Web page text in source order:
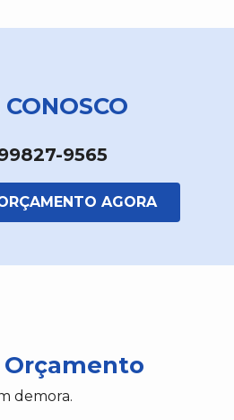
9565
AGORA
demora.